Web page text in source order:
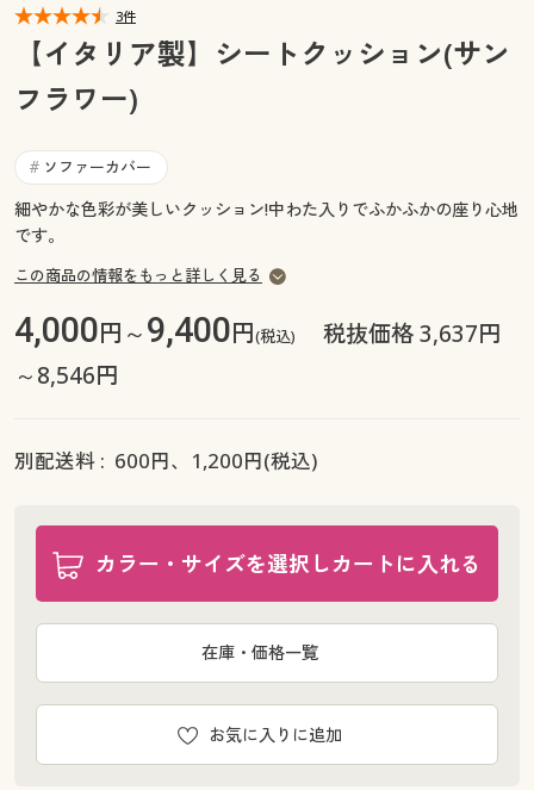
マイページ
閲覧履歴
お気に入り
サポート
ご利用ガイド
よくある質問とお問い合わせ
閲覧履歴
お気に入り
ご利用ガイド
よくある質問とお問い合わせ
3件
【イタリア製】シートクッション(サン
フラワー)
# ソファーカバー
細やかな色彩が美しいクッション!中わた入りでふかふかの座り心地
です。
この商品の情報をもっと詳しく見る
4,000円～9,400円(税込)
税抜価格 3,637円
～8,546円
別配送料 : 600円、 1,200円(税込)
カラー・サイズを選択しカートに入れる
お気に入りに追加
在庫・価格一覧